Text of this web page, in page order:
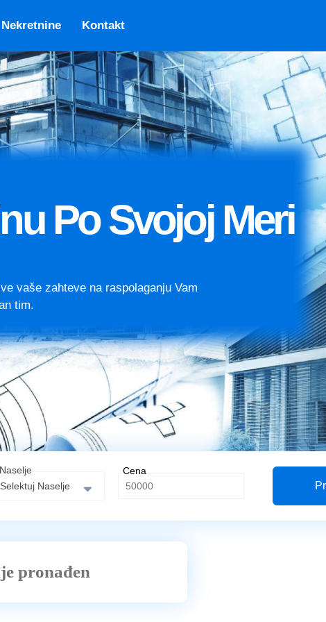
Nekretnine Kontakt
Po Svojoj Meri
vaše zahteve na raspolaganju Vam
tim.
Naselje
Selektuj Naselje
Cena
pronađen